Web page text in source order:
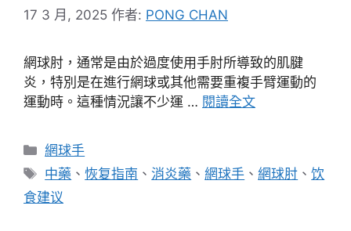
17 3 月, 2025 作者: PONG CHAN
網球肘，通常是由於過度使用手肘所導致的肌腱
炎，特別是在進行網球或其他需要重複手臂運動的
運動時。這種情況讓不少運 … 閱讀全文
分
類
網球手
標
籤
中藥 、恢复指南 、消炎藥 、網球手 、網球肘 、饮
食建议